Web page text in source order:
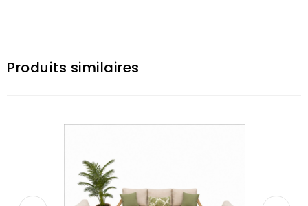
Produits similaires